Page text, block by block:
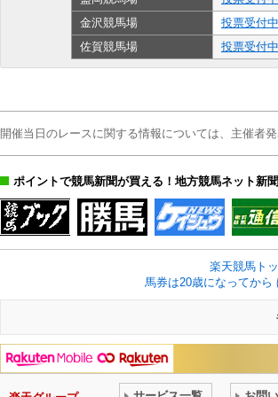
金沢競馬場 投票受付
佐賀競馬場 投票受付
開催当日のレースに関する情報については、主催者
ポイントで競馬新聞が買える！地方競馬ネット新聞
楽天競馬ト
馬券は20歳になってか